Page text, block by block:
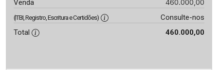
Venda 460.000,00
(ITBI, Registro, Escritura e Certidões)
Consulte-nos
Total
460.000,00